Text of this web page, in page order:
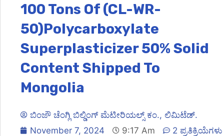
100 Tons Of (CL-WR-
50)Polycarboxylate
Superplasticizer 50% Solid
Content Shipped To
Mongolia
ಬಿಂಜೌ ಚೆಂಗ್ಲಿ ಬಿಲ್ಡಿಂಗ್ ಮೆಟೀರಿಯಲ್ಸ್ ಕಂ., ಲಿಮಿಟೆಡ್.
November 7, 2024
9:17 Am 2 ಪ್ರತಿಕ್ರಿಯೆಗಳು